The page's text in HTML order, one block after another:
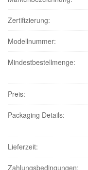
Zertifizierung:
Modellnummer:
Mindestbestellmenge:
Preis:
Packaging Details:
Lieferzeit:
Zahlungsbedingungen: